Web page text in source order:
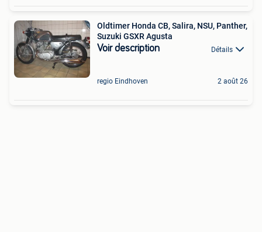
Oldtimer Honda CB, Salira, NSU, Panther,
Suzuki GSXR Agusta
Voir description Détails
regio Eindhoven 2 août 26